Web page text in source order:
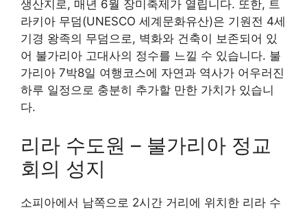
생산지로, 매년 6월 장미축제가 열립니다. 또한, 트
라키아 무덤(UNESCO 세계문화유산)은 기원전 4세
기경 왕족의 무덤으로, 벽화와 건축이 보존되어 있
어 불가리아 고대사의 정수를 느낄 수 있습니다. 불
가리아 7박8일 여행코스에 자연과 역사가 어우러진
하루 일정으로 충분히 추가할 만한 가치가 있습니
다.
리라 수도원 – 불가리아 정교
회의 성지
소피아에서 남쪽으로 2시간 거리에 위치한 리라 수